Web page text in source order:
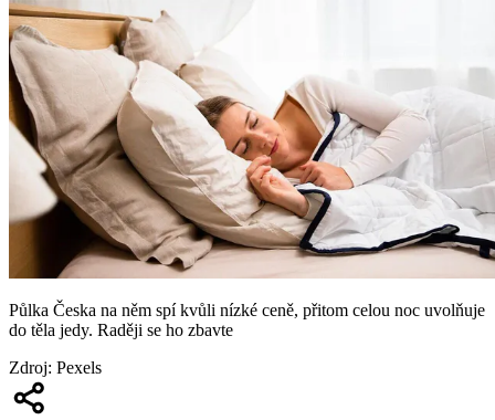
Půlka Česka na něm spí kvůli nízké ceně, přitom celou noc uvolňuje
do těla jedy. Raději se ho zbavte
Zdroj: Pexels